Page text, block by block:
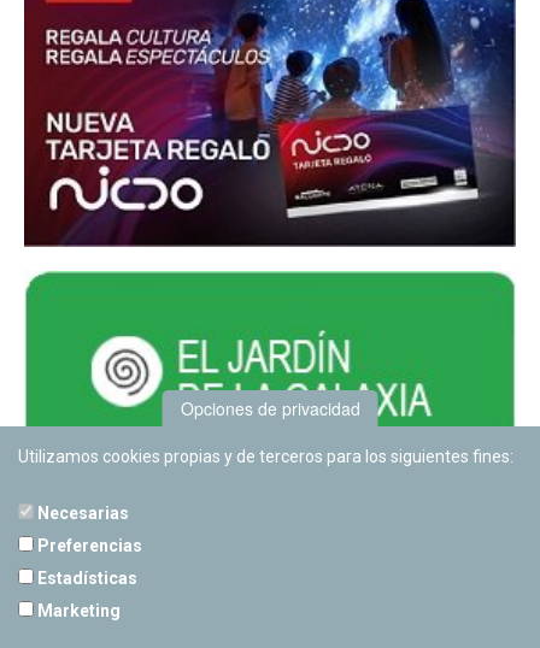
Opciones de privacidad
Utilizamos cookies propias y de terceros para los siguientes fines:
Necesarias
Preferencias
Estadísticas
Marketing